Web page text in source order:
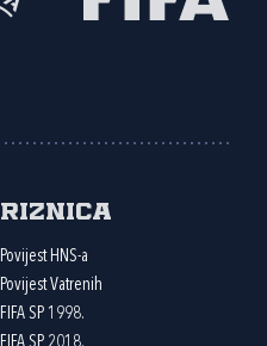
Riznica
Povijest HNS-a
Povijest Vatrenih
FIFA SP 1998.